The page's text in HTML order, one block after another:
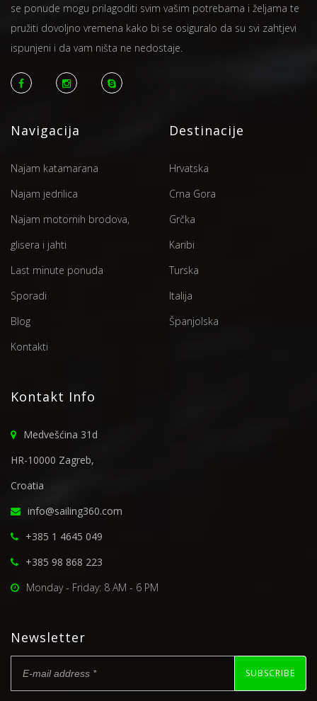
se ponude mogu prilagoditi svim vašim potrebama i željama te
pružiti dovoljno vremena kako bi se osiguralo da su svi zahtjevi
ispunjeni i da vam ništa ne nedostaje.
Navigacija
Najam katamarana
Najam jedrilica
Najam motornih brodova,
glisera i jahti
Last minute ponuda
Sporadi
Blog
Kontakti
Destinacije
Hrvatska
Crna Gora
Grčka
Karibi
Turska
Italija
Španjolska
Kontakt Info
Medvešćina 31d
HR-10000 Zagreb,
Croatia
info@sailing360.com
+385 1 4645 049
+385 98 868 223
Monday - Friday: 8 AM - 6 PM
Newsletter
SUBSCRIBE